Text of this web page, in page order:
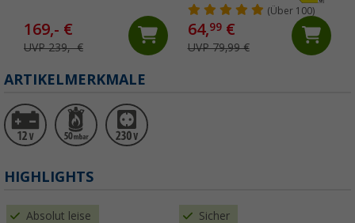
169,- €
UVP 239,- €
Wärmefunktion 30 Liter
(Über 100)
64,99€
UVP 79,99 €
ARTIKELMERKMALE
HIGHLIGHTS
Absolut leise Sicher